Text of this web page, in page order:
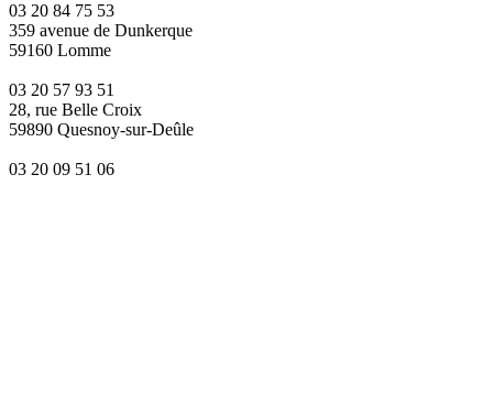
03 20 84 75 53
359 avenue de Dunkerque
59160 Lomme
03 20 57 93 51
28, rue Belle Croix
59890 Quesnoy-sur-Deûle
03 20 09 51 06